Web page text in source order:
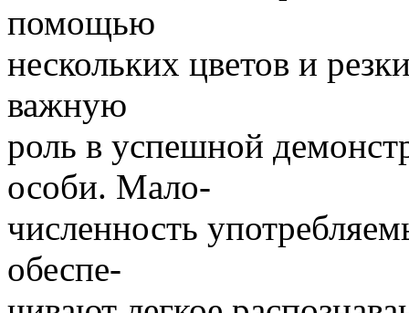
помощью
нескольких цветов и
важную
роль в успешной
особи. Мало-
численность
обеспе-